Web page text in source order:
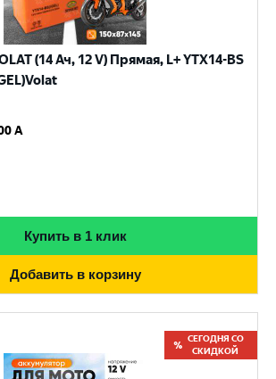
(14 Ач, 12 V) Прямая, L+ YTX14-BS
A
Купить в 1 клик
Добавить в корзину
СЕГОДНЯ СО
СКИДКОЙ